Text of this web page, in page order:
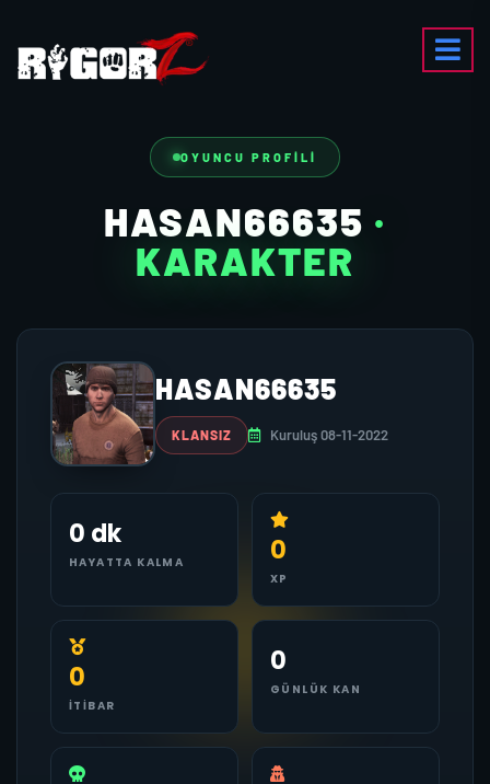
OYUNCU PROFILI
HASAN66635 ·
KARAKTER
HASAN66635
KLANSIZ Kuruluş 08-11-2022
0 dk
HAYATTA KALMA 0
XP
0
İTIBAR
0
GÜNLÜK KAN